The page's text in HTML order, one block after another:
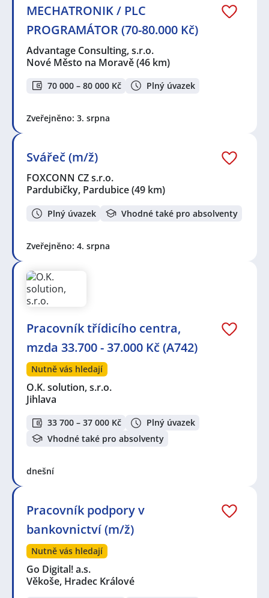
MECHATRONIK / PLC
PROGRAMÁTOR (70-80.000 Kč)
Advantage Consulting, s.r.o.
Nové Město na Moravě(46 km)
70 000 – 80 000 Kč Plný úvazek
Zveřejněno: 3. srpna
Svářeč (m/ž)
FOXCONN CZ s.r.o.
Pardubičky, Pardubice(49 km)
Plný úvazek Vhodné také pro absolventy
Zveřejněno: 4. srpna
Pracovník třídicího centra,
mzda 33.700 - 37.000 Kč (A742)
Nutně vás hledají
O.K. solution, s.r.o.
Jihlava
33 700 – 37 000 Kč
Plný úvazek
Vhodné také pro absolventy
dnešní
Pracovník podpory v
bankovnictví (m/ž)
Nutně vás hledají
Go Digital! a.s.
Věkoše, Hradec Králové